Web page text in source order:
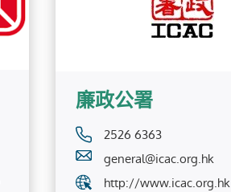
廉政公署
2526 6363
general@icac.org.hk
http://www.icac.org.hk